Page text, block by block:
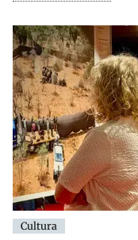
Cultura